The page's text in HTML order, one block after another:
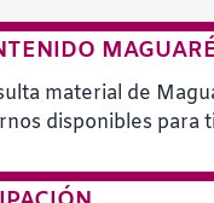
MAGUARÉ
material de
disponibles para